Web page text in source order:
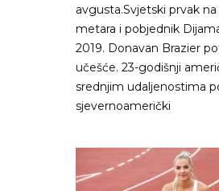
avgusta.Svjetski prvak
metara i pobjednik
2019. Donavan Brazier
učešće. 23-godišnji
srednjim udaljenostima
sjevernoamerički